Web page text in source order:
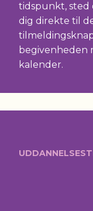
tidspunkt, sted
dig direkte til
begivenheden
kalender.